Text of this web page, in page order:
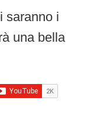
saranno i
una bella